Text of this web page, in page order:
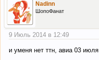
Nadinn
ШопоФанат
9 Июль 2014 в 12:49
и уменя нет ттн, авиа 03 июля